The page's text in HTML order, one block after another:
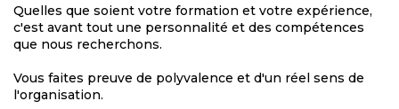
Quelles que soient votre formation et votre expérience,
c'est avant tout une personnalité et des compétences
que nous recherchons.
Vous faites preuve de polyvalence et d'un réel sens de
l'organisation.